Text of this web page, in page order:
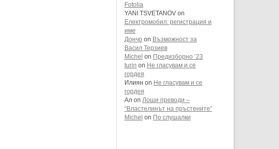
Fotolia
YANI TSVETANOVon
Електромобил: регистрация и
име
Дончо on Възможност за
Васил Терзиев
Michel on
Предизборно ’23
turin on Не гласувам и се
гордея
Илиян on Не гласувам и се
гордея
Алon Лоши преводи –
“Властелинът на пръстените”
Michel on По слушалки